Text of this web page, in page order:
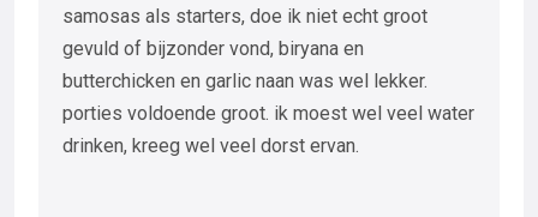
samosas als starters, doe ik niet echt groot
gevuld of bijzonder vond, biryana en
butterchicken en garlic naan was wel lekker.
porties voldoende groot. ik moest wel veel water
drinken, kreeg wel veel dorst ervan.